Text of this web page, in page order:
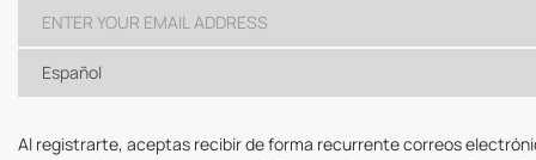
Español
Al registrarte, aceptas recibir de forma recurrente correos